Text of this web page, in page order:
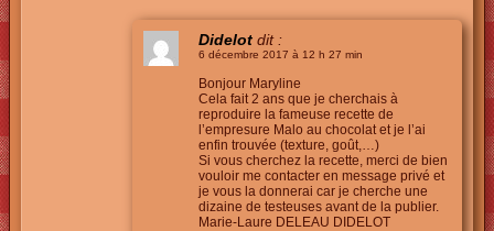
Didelot dit :
6 décembre 2017 à 12 h 27 min
Bonjour Maryline
Cela fait 2 ans que je cherchais à
reproduire la fameuse recette de
l’empresure Malo au chocolat et je l’ai
enfin trouvée (texture, goût,…)
Si vous cherchez la recette, merci de bien
vouloir me contacter en message privé et
je vous la donnerai car je cherche une
dizaine de testeuses avant de la publier.
Marie-Laure DELEAU DIDELOT